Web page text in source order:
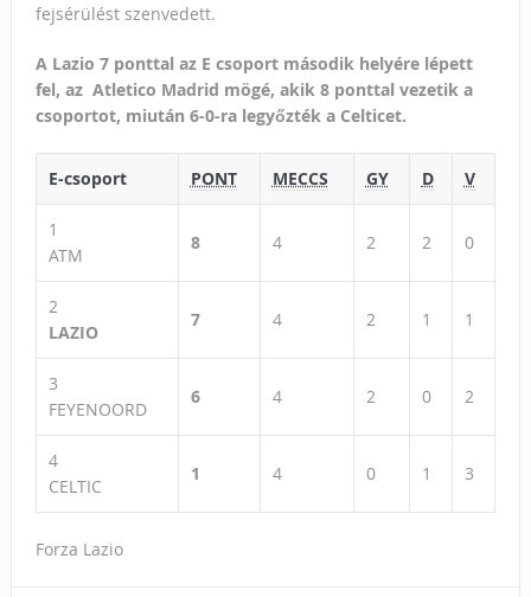
fejsérülést szenvedett.
A Lazio 7 ponttal az E csoport második helyére lépett
fel, az Atletico Madrid mögé, akik 8 ponttal vezetik a
csoportot, miután 6-0-ra legyőzték a Celticet.
E-csoport PONT MECCS GY D V
1
ATM
8 4 2 2 0
2
LAZIO
7 4 2 1 1
3
FEYENOORD
6 4 2 0 2
4
CELTIC
1 4 0 1 3
Forza Lazio